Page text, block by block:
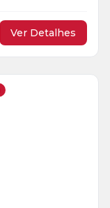
Ver Detalhes